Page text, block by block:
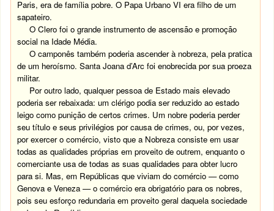
Paris, era de família pobre. O Papa Urbano VI era filho de um
sapateiro.
O Clero foi o grande instrumento de ascensão e promoção
social na Idade Média.
O camponês também poderia ascender à nobreza, pela pratica
de um heroísmo. Santa Joana d’Arc foi enobrecida por sua proeza
militar.
Por outro lado, qualquer pessoa de Estado mais elevado
poderia ser rebaixada: um clérigo podia ser reduzido ao estado
leigo como punição de certos crimes. Um nobre poderia perder
seu título e seus privilégios por causa de crimes, ou, por vezes,
por exercer o comércio, visto que a Nobreza consiste em usar
todas as qualidades próprias em proveito de outrem, enquanto o
comerciante usa de todas as suas qualidades para obter lucro
para si. Mas, em Repúblicas que viviam do comércio — como
Genova e Veneza — o comércio era obrigatório para os nobres,
pois seu esforço redundaria em proveito geral daquela sociedade